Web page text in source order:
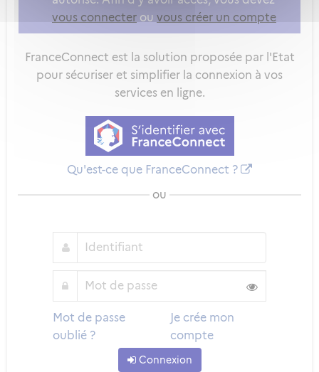
vous connecter ou vous créer un compte
FranceConnect est la solution proposée par l'Etat
pour sécuriser et simplifier la connexion à vos
services en ligne.
Qu'est-ce que FranceConnect ?
ou
Mot de passe
oublié ?
Je crée mon
compte
Connexion